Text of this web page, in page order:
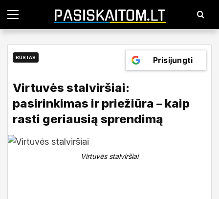
P
g
m
u
Prisijungti
BŪSTAS
Virtuvės stalviršiai:
pasirinkimas ir priežiūra – kaip
rasti geriausią sprendimą
2025-12-24
Virtuvės stalviršiai